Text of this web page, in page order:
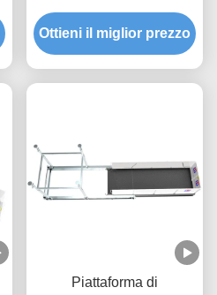
sollevamento di materiali
da 5000 kg
Ottieni il miglior prezzo
Piattaforma di